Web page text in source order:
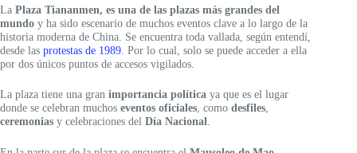
La Plaza Tiananmen, es una de las plazas más grandes del
mundo y ha sido escenario de muchos eventos clave a lo largo de la
historia moderna de China. Se encuentra toda vallada, según entendí,
desde las protestas de 1989 . Por lo cual, solo se puede acceder a ella
por dos únicos puntos de accesos vigilados.
La plaza tiene una gran importancia política ya que es el lugar
donde se celebran muchos eventos oficiales, como desfiles,
ceremonias y celebraciones del Día Nacional.